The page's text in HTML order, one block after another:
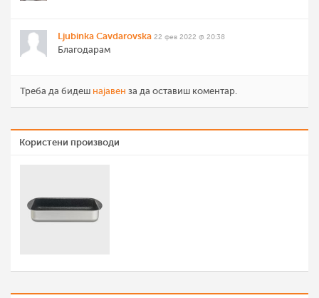
Ljubinka Cavdarovska 22 фев 2022 @ 20:38
Благодарам
Треба да бидеш најавен за да оставиш коментар.
Користени производи